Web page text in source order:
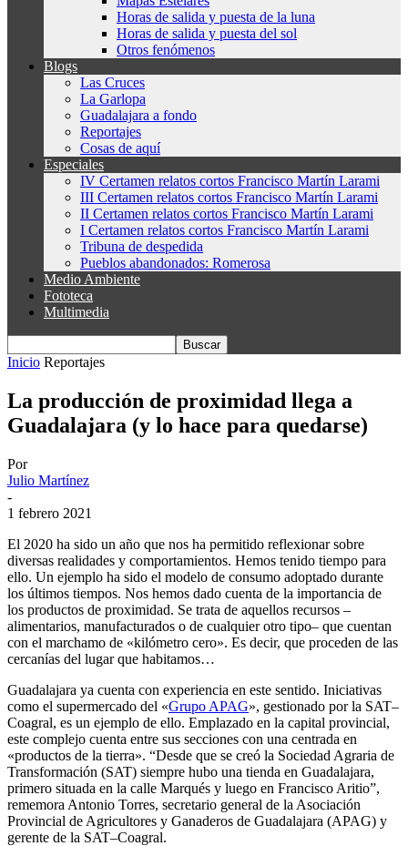
Horas de salida y puesta de la luna
Horas de salida y puesta del sol
Otros fenómenos
Blogs
Las Cruces
La Garlopa
Guadalajara a fondo
Reportajes
Cosas de aquí
Especiales
IV Certamen relatos cortos Francisco Martín Larami
III Certamen relatos cortos Francisco Martín Larami
II Certamen relatos cortos Francisco Martín Larami
I Certamen relatos cortos Francisco Martín Larami
Tribuna de despedida
Pueblos abandonados: Romerosa
Medio Ambiente
Fototeca
Multimedia
Inicio Reportajes
La producción de proximidad llega a
Guadalajara (y lo hace para quedarse)
Por
Julio Martínez
-
1 febrero 2021
El 2020 ha sido un año que nos ha permitido reflexionar sobre
diversas realidades y comportamientos. Hemos tenido tiempo para
ello. Un ejemplo ha sido el modelo de consumo adoptado durante
los últimos tiempos. Nos hemos dado cuenta de la importancia de
los productos de proximidad. Se trata de aquellos recursos –
alimentarios, manufacturados o de cualquier otro tipo– que cuentan
con el marchamo de «kilómetro cero». Es decir, que proceden de las
cercanías del lugar que habitamos…
Guadalajara ya cuenta con experiencia en este sentido. Iniciativas
como el supermercado del «Grupo APAG», gestionado por la SAT–
Coagral, es un ejemplo de ello. Emplazado en la capital provincial,
este complejo cuenta entre sus secciones con una centrada en
«productos de la tierra». “Desde que se creó la Sociedad Agraria de
Transformación (SAT) siempre hubo una tienda en Guadalajara,
primero situada en la calle Marqués y luego en Francisco Aritio”,
rememora Antonio Torres, secretario general de la Asociación
Provincial de Agricultores y Ganaderos de Guadalajara (APAG) y
gerente de la SAT–Coagral.